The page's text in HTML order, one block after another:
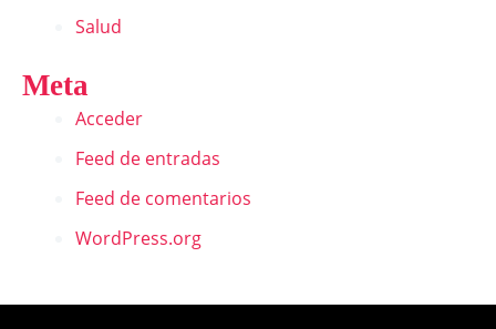
Salud
Meta
Acceder
Feed de entradas
Feed de comentarios
WordPress.org